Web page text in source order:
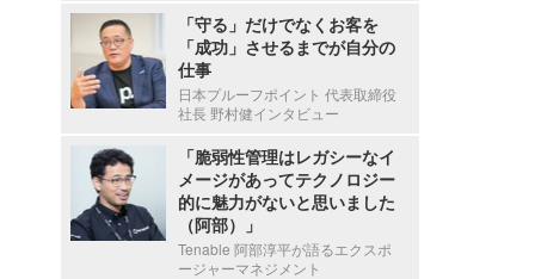
「守る」だけでなくお客を
「成功」させるまでが自分の
仕事
日本プルーフポイント 代表取締役
社長 野村健インタビュー
「脆弱性管理はレガシーなイ
メージがあってテクノロジー
的に魅力がないと思いました
（阿部）」
Tenable 阿部淳平が語るエクスポ
ージャーマネジメント